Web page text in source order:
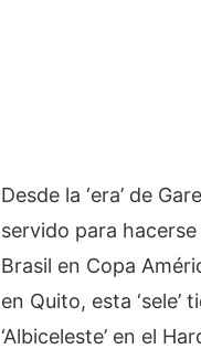
Desde la ‘era’ de
servido para
Brasil en Copa
en Quito, esta
‘Albiceleste’ en el